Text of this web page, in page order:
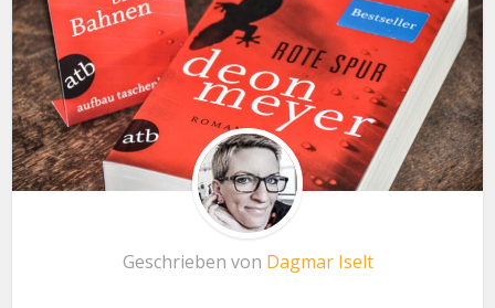
Geschrieben von Dagmar Iselt